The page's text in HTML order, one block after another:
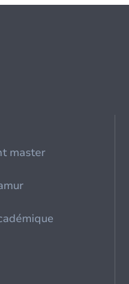
master